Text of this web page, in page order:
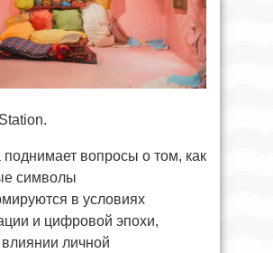
поднимает вопросы о том, как
символы
в условиях
и цифровой эпохи,
личной